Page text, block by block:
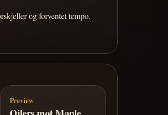
og forventet tempo.
Preview